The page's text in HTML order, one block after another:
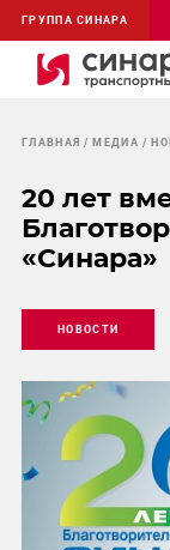
ГРУППА СИНАРА
ГЛАВНАЯ МЕДИА
20 лет
«Синара»
НОВОСТИ